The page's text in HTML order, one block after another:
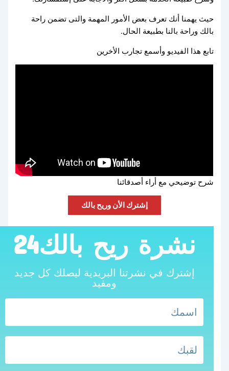
حيث يهمنا أنك تعرف بعض الأمور المهمة والتى تضمن راحة
بالك وراحة بالنا بطبيعة الحال.
تابع هذا الفيديو وأسمع تجارب الأخرين
شرح توضيحي مع أراء أصدقائنا
إشترك الأن وريح بالك
نشرة ريح بالك24
إشترك في نشرتنا البريدية ليصلك كل جديد
ومفيد